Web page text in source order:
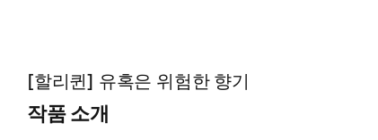
[할리퀸] 유혹은 위험한 향기
작품 소개